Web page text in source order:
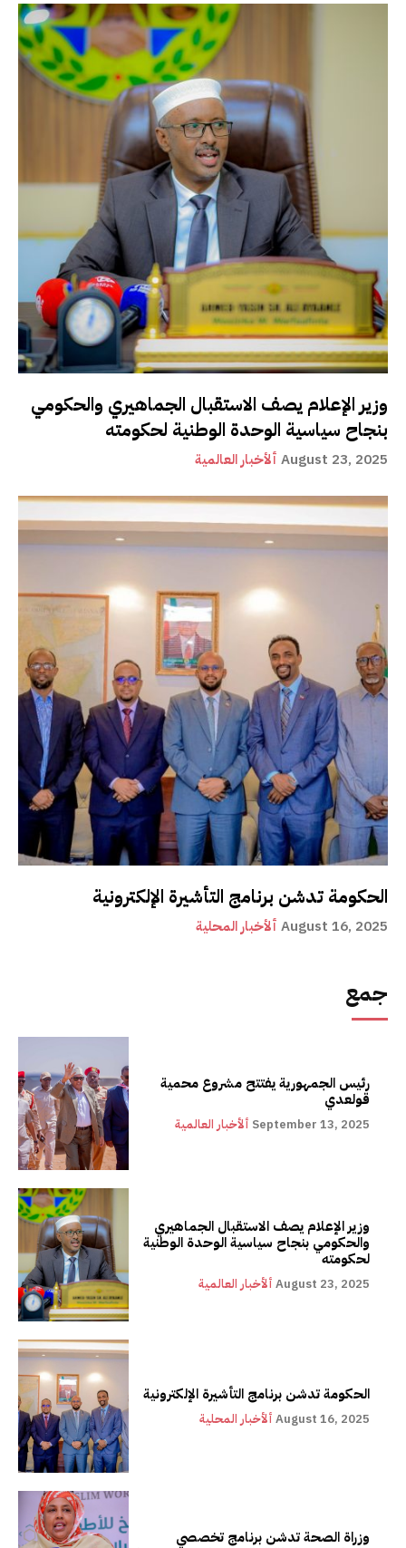
وزير الإعلام يصف الاستقبال الجماهيري والحكومي
بنجاح سياسية الوحدة الوطنية لحكومته
ألأخبار العالمية August 23, 2025
الحكومة تدشن برنامج التأشيرة الإلكترونية
ألأخبار المحلية August 16, 2025
جمع
رئيس الجمهورية يفتتح مشروع محمية
قولعدي
ألأخبار العالمية September 13, 2025
وزير الإعلام يصف الاستقبال الجماهيري
والحكومي بنجاح سياسية الوحدة الوطنية
لحكومته
ألأخبار العالمية August 23, 2025
الحكومة تدشن برنامج التأشيرة الإلكترونية
ألأخبار المحلية August 16, 2025
وزراة الصحة تدشن برنامج تخصصي